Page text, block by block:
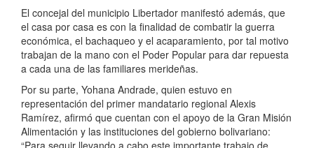
El concejal del municipio Libertador manifestó además, que
el casa por casa es con la finalidad de combatir la guerra
económica, el bachaqueo y el acaparamiento, por tal motivo
trabajan de la mano con el Poder Popular para dar repuesta
a cada una de las familiares merideñas.
Por su parte, Yohana Andrade, quien estuvo en
representación del primer mandatario regional Alexis
Ramírez, afirmó que cuentan con el apoyo de la Gran Misión
Alimentación y las instituciones del gobierno bolivariano: